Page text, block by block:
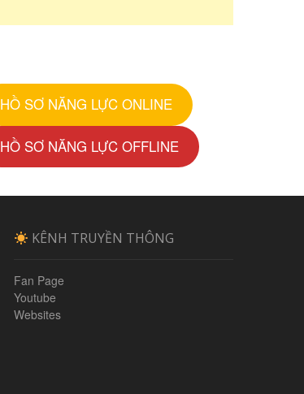
HỒ SƠ NĂNG LỰC ONLINE
HỒ SƠ NĂNG LỰC OFFLINE
KÊNH TRUYỀN THÔNG
Fan Page
Youtube
Websites